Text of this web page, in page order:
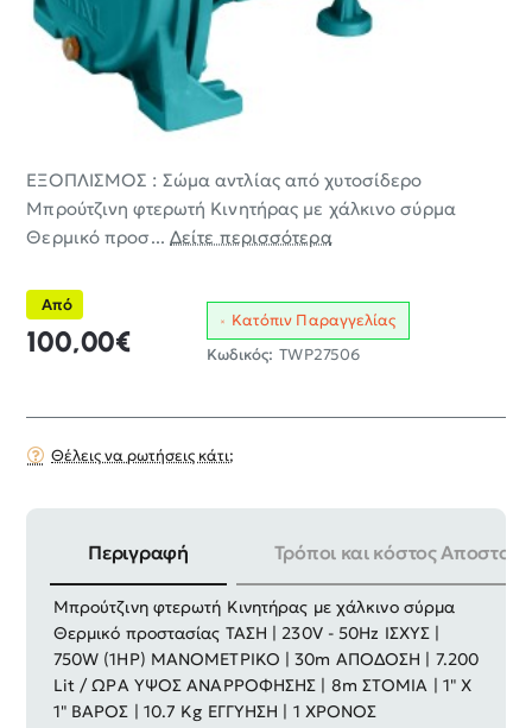
ΕΞΟΠΛΙΣΜΟΣ : Σώμα αντλίας από χυτοσίδερο
Μπρούτζινη φτερωτή Κινητήρας με χάλκινο σύρμα
Θερμικό προσ... Δείτε περισσότερα
Από
100,00€
Κατόπιν Παραγγελίας
Κωδικός: TWP27506
Θέλεις να ρωτήσεις κάτι;
Περιγραφή Τρόποι και κόστος
ΕΞΟΠΛΙΣΜΟΣ : Σώμα αντλίας από χυτοσίδερο
Μπρούτζινη φτερωτή Κινητήρας με χάλκινο σύρμα
Θερμικό προστασίας ΤΑΣΗ | 230V - 50Hz ΙΣΧΥΣ |
750W (1HP) ΜΑΝΟΜΕΤΡΙΚΟ | 30m ΑΠΟΔΟΣΗ | 7.200
Lit / ΩΡΑ ΥΨΟΣ ΑΝΑΡΡΟΦΗΣΗΣ | 8m ΣΤΟΜΙΑ | 1" Χ
1" ΒΑΡΟΣ | 10.7 Kg ΕΓΓΥΗΣΗ | 1 ΧΡΟΝΟΣ